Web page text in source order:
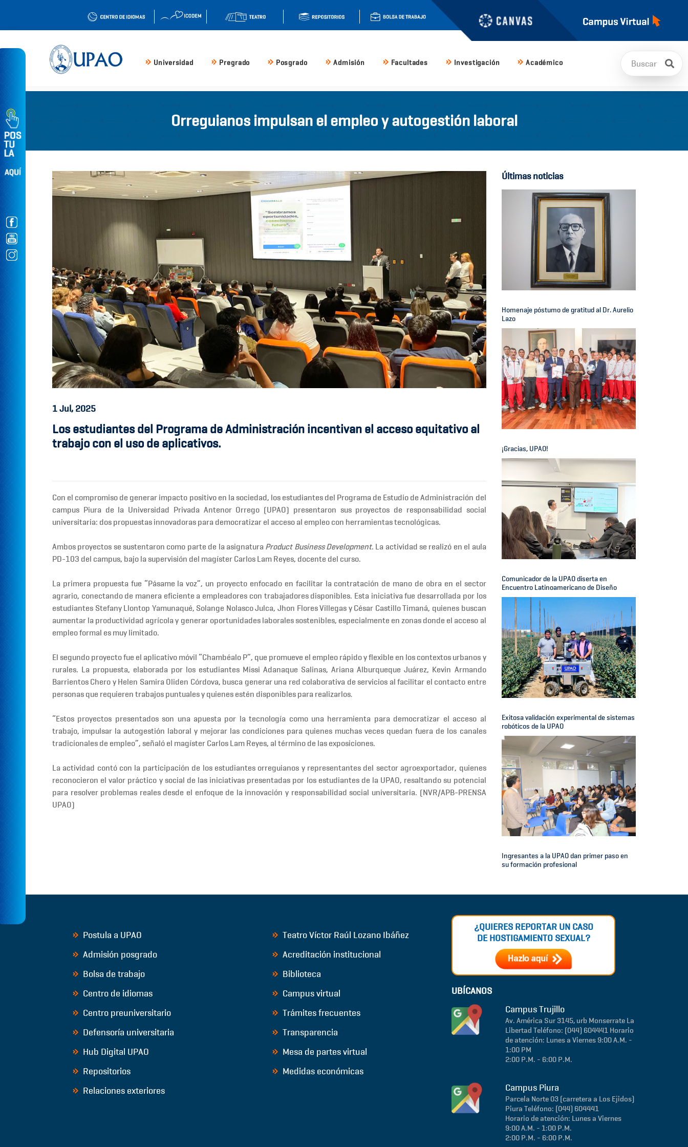
Universidad Pregrado Posgrado Admisión Facultades Investigación Académico
Orreguianos impulsan el empleo y autogestión laboral
1Jul, 2025
Los estudiantes del Programa de Administración incentivan el acceso equitativo al
trabajo con el uso de aplicativos.
Con el compromiso de generar impacto positivo en la sociedad, los estudiantes del Programa de Estudio de Administración del
campus Piura de la Universidad Privada Antenor Orrego (UPAO) presentaron sus proyectos de responsabilidad social
universitaria: dos propuestas innovadoras para democratizar el acceso al empleo con herramientas tecnológicas.
Ambos proyectos se sustentaron como parte de la asignatura Product Business Development. La actividad se realizó en el aula
PD-103 del campus, bajo la supervisión del magíster Carlos Lam Reyes, docente del curso.
La primera propuesta fue “Pásame la voz”, un proyecto enfocado en facilitar la contratación de mano de obra en el sector
agrario, conectando de manera eficiente a empleadores con trabajadores disponibles. Esta iniciativa fue desarrollada por los
estudiantes Stefany Llontop Yamunaqué, Solange Nolasco Julca, Jhon Flores Villegas y César Castillo Timaná, quienes buscan
aumentar la productividad agrícola y generar oportunidades laborales sostenibles, especialmente en zonas donde el acceso al
empleo formal es muy limitado.
El segundo proyecto fue el aplicativo móvil “Chambéalo P”, que promueve el empleo rápido y flexible en los contextos urbanos y
rurales. La propuesta, elaborada por los estudiantes Missi Adanaque Salinas, Ariana Alburqueque Juárez, Kevin Armando
Barrientos Chero y Helen Samira Oliden Córdova, busca generar una red colaborativa de servicios al facilitar el contacto entre
personas que requieren trabajos puntuales y quienes estén disponibles para realizarlos.
“Estos proyectos presentados son una apuesta por la tecnología como una herramienta para democratizar el acceso al
trabajo, impulsar la autogestión laboral y mejorar las condiciones para quienes muchas veces quedan fuera de los canales
tradicionales de empleo”, señaló el magíster Carlos Lam Reyes, al término de las exposiciones.
La actividad contó con la participación de los estudiantes orreguianos y representantes del sector agroexportador, quienes
reconocieron el valor práctico y social de las iniciativas presentadas por los estudiantes de la UPAO, resaltando su potencial
para resolver problemas reales desde el enfoque de la innovación y responsabilidad social universitaria. (NVR/APB-PRENSA
UPAO)
Últimas noticias
Homenaje póstumo de gratitud al Dr. Aurelio
Lazo
¡Gracias, UPAO!
Comunicador de la UPAO diserta en
Encuentro Latinoamericano de Diseño
Exitosa validación experimental de sistemas
robóticos de la UPAO
Ingresantes a la UPAO dan primer paso en
su formación profesional
Postula a UPAO
Admisión posgrado
Bolsa de trabajo
Centro de idiomas
Centro preuniversitario
Defensoría universitaria
Hub Digital UPAO
Repositorios
Relaciones exteriores
Teatro Víctor Raúl Lozano Ibáñez
Acreditación institucional
Biblioteca
Campus virtual
Trámites frecuentes
Transparencia
Mesa de partes virtual
Medidas económicas
¿QUIERES REPORTAR UN CASO
DE HOSTIGAMIENTO SEXUAL?
UBÍCANOS
Campus Trujillo
Av. América Sur 3145, urb Monserrate La
Libertad Teléfono: (044) 604441 Horario
de atención: Lunes a Viernes 9:00 A.M. -
1:00 PM
2:00 P.M. - 6:00 P.M.
Campus Piura
Parcela Norte 03 (carretera a Los Ejidos)
Piura Teléfono: (044) 604441
Horario de atención: Lunes a Viernes
9:00 A.M. - 1:00 P.M.
2:00 P.M. - 6:00 P.M.